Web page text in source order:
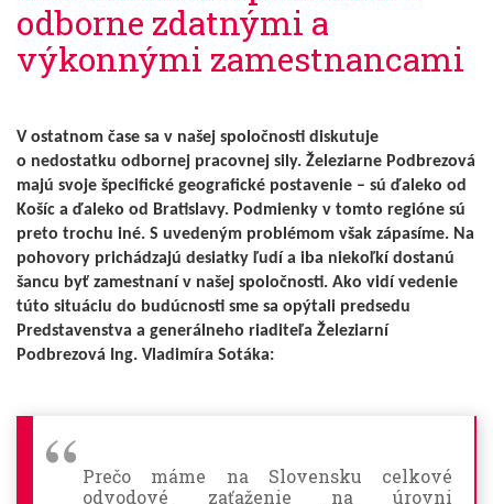
odborne zdatnými a
výkonnými zamestnancami
V ostatnom čase sa v našej spoločnosti diskutuje
o nedostatku odbornej pracovnej sily. Železiarne Podbrezová
majú svoje špecifické geografické postavenie – sú ďaleko od
Košíc a ďaleko od Bratislavy. Podmienky v tomto regióne sú
preto trochu iné. S uvedeným problémom však zápasíme. Na
pohovory prichádzajú desiatky ľudí a iba niekoľkí dostanú
šancu byť zamestnaní v našej spoločnosti. Ako vidí vedenie
túto situáciu do budúcnosti sme sa opýtali predsedu
Predstavenstva a generálneho riaditeľa Železiarní
Podbrezová Ing. Vladimíra Sotáka:
Prečo máme na Slovensku celkové
odvodové zaťaženie na úrovni